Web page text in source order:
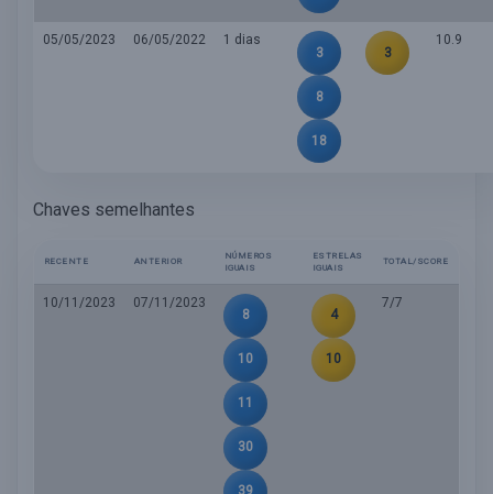
05/05/2023 06/05/2022
1 dias
3
8
18
3
10.9
Chaves semelhantes
RECENTE ANTERIOR
NÚMEROS
IGUAIS
ESTRELAS
IGUAIS
TOTAL/SCORE
10/11/2023
07/11/2023
8
10
11
30
39
4
10
7/7